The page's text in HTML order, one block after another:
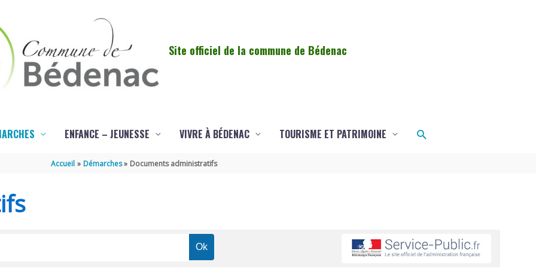
Site officiel de la commune de Bédenac
ENFANCE – JEUNESSE VIVRE À BÉDENAC TOURISME ET PATRIMOINE Rechercher
Accueil Démarches Documents administratifs